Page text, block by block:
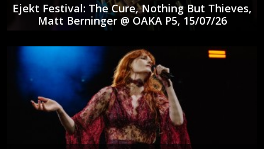
Ejekt Festival: The Cure, Nothing But Thieves,
Matt Berninger @ ΟΑΚΑ P5, 15/07/26